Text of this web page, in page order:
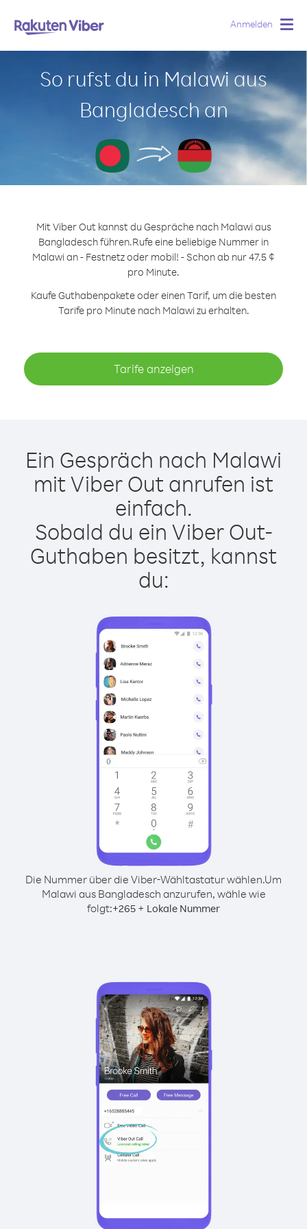
Anmelden
So rufst du in Malawi aus
Bangladesch an
Mit Viber Out kannst du Gespräche nach Malawi aus
Bangladesch führen.Rufe eine beliebige Nummer in
Malawi an - Festnetz oder mobil! - Schon ab nur 47.5 ¢
pro Minute.
Kaufe Guthabenpakete oder einen Tarif, um die besten
Tarife pro Minute nach Malawi zu erhalten.
Tarife anzeigen
Ein Gespräch nach Malawi
mit Viber Out anrufen ist
einfach.
Sobald du ein Viber Out-
Guthaben besitzt, kannst
du:
Die Nummer über die Viber-Wähltastatur wählen.Um
Malawi aus Bangladesch anzurufen, wähle wie
folgt:+265 + Lokale Nummer